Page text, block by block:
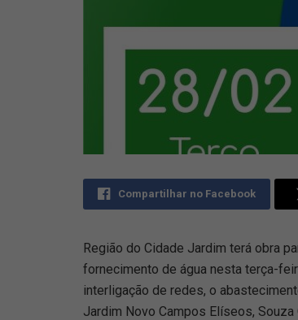
Compartilhar no Facebook
Região do Cidade Jardim terá obra
fornecimento de água nesta terça-
interligação de redes, o
Jardim Novo Campos Elíseos,